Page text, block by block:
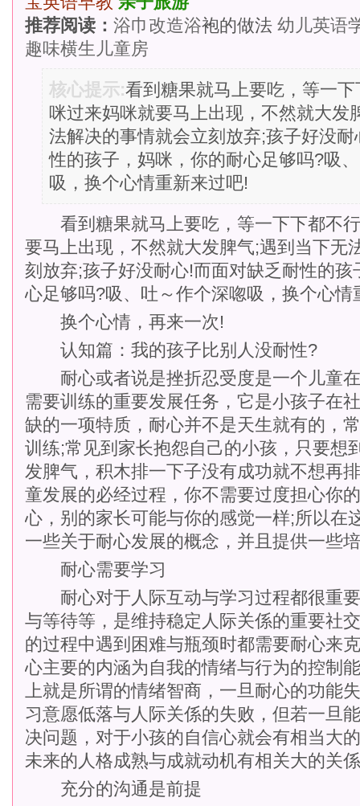
推荐阅读： 浴巾改造浴袍的做法 幼儿英语
趣味横生儿童房
核心提示:看到糖果就马上要吃，等一
咪过来妈咪就要马上出现，不然就大发
法解决的事情就会立刻放弃;孩子好没
性的孩子，妈咪，你的耐心足够吗?吸
吸，换个心情重新来过吧!
看到糖果就马上要吃，等一下下都不行
要马上出现，不然就大发脾气;遇到当下无
刻放弃;孩子好没耐心!而面对缺乏耐性的孩
心足够吗?吸、吐～作个深唿吸，换个心情
换个心情，再来一次!
认知篇：我的孩子比别人没耐性?
耐心或者说是挫折忍受度是一个儿童在
需要训练的重要发展任务，它是小孩子在
缺的一项特质，耐心并不是天生就有的，
训练;常见到家长抱怨自己的小孩，只要想
发脾气，积木排一下子没有成功就不想再
童发展的必经过程，你不需要过度担心你
心，别的家长可能与你的感觉一样;所以在
一些关于耐心发展的概念，并且提供一些
耐心需要学习
耐心对于人际互动与学习过程都很重要
与等待等，是维持稳定人际关係的重要社
的过程中遇到困难与瓶颈时都需要耐心来
心主要的内涵为自我的情绪与行为的控制
上就是所谓的情绪智商，一旦耐心的功能
习意愿低落与人际关係的失败，但若一旦
决问题，对于小孩的自信心就会有相当大
未来的人格成熟与成就动机有相关大的关
充分的沟通是前提